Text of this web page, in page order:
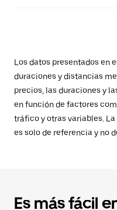
Los datos presentados en
duraciones y distancias
precios, las duraciones y
en función de factores
tráfico y otras variables.
es solo de referencia y no
Es más fácil